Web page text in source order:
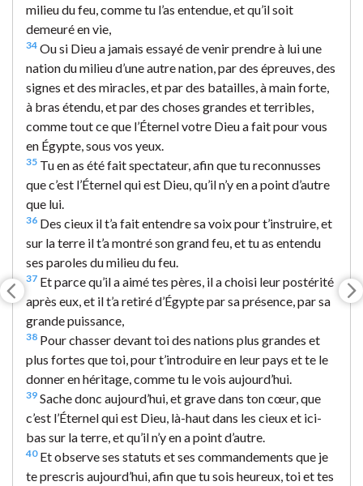
milieu du feu, comme tu l’as entendue, et qu’il soit
demeuré en vie,
34 Ou si Dieu a jamais essayé de venir prendre à lui une
nation du milieu d’une autre nation, par des épreuves, des
signes et des miracles, et par des batailles, à main forte,
à bras étendu, et par des choses grandes et terribles,
comme tout ce que l’Éternel votre Dieu a fait pour vous
en Égypte, sous vos yeux.
35 Tu en as été fait spectateur, afin que tu reconnusses
que c’est l’Éternel qui est Dieu, qu’il n’y en a point d’autre
que lui.
36 Des cieux il t’a fait entendre sa voix pour t’instruire, et
sur la terre il t’a montré son grand feu, et tu as entendu
ses paroles du milieu du feu.
37 Et parce qu’il a aimé tes pères, il a choisi leur postérité
après eux, et il t’a retiré d’Égypte par sa présence, par sa
grande puissance,
38 Pour chasser devant toi des nations plus grandes et
plus fortes que toi, pour t’introduire en leur pays et te le
donner en héritage, comme tu le vois aujourd’hui.
39 Sache donc aujourd’hui, et grave dans ton cœur, que
c’est l’Éternel qui est Dieu, là-haut dans les cieux et ici-
bas sur la terre, et qu’il n’y en a point d’autre.
40Et observe ses statuts et ses commandements que je
te prescris aujourd’hui, afin que tu sois heureux, toi et tes